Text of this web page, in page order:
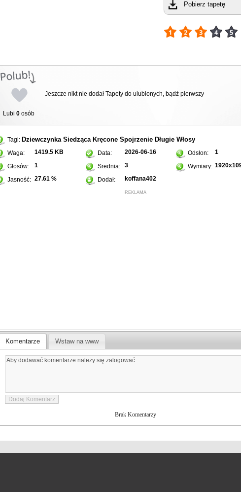
Pobierz tapetę
Lubi 0 osób
Jeszcze nikt nie dodał Tapety do ulubionych, bądź pierwszy
Tagi: Dziewczynka Siedząca Kręcone Spojrzenie Długie Włosy
Waga: 1419.5 KB Data: 2026-06-16 Odsłon: 1
Głosów: 1 Srednia: 3 Wymiary:
Jasność: 27.61 % Dodał: koffana402
REKLAMA
Komentarze Wstaw na www
Brak Komentarzy